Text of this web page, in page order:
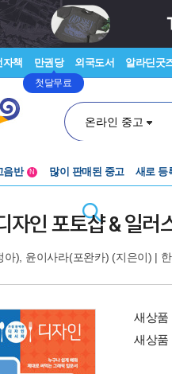
자책 만권당
첫달무료
외국도서 알라딘굿
온라인 중고
음반
음반
N 많이 판매된 중고 새로 등
자인 포토샵 & 일러
아) 윤이사라(포완카) (지은이) |
새상품
새상품